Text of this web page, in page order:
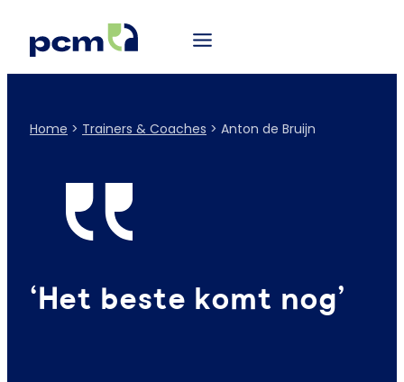
Home > Trainers & Coaches > Anton de Bruijn
‘Het beste komt nog’